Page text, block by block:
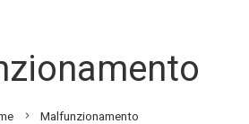
Malfunzionamento